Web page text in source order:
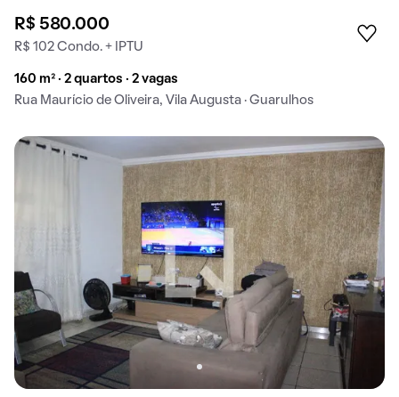
R$ 580.000
R$ 102 Condo. + IPTU
160 m² · 2 quartos · 2 vagas
Rua Maurício de Oliveira, Vila Augusta · Guarulhos